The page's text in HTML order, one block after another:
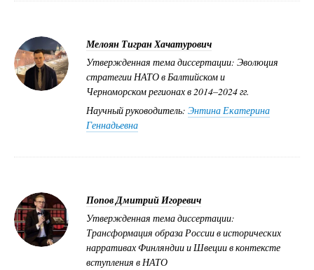
Мелоян Тигран Хачатурович
Утвержденная тема диссертации: Эволюция
стратегии НАТО в Балтийском и
Черноморском регионах в 2014–2024 гг.
Научный руководитель: Энтина Екатерина
Геннадьевна
Попов Дмитрий Игоревич
Утвержденная тема диссертации:
Трансформация образа России в исторических
нарративах Финляндии и Швеции в контексте
вступления в НАТО